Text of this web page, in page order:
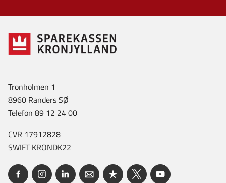
Tronholmen 1
8960 Randers SØ
Telefon 89 12 24 00
CVR 17912828
SWIFT KRONDK22